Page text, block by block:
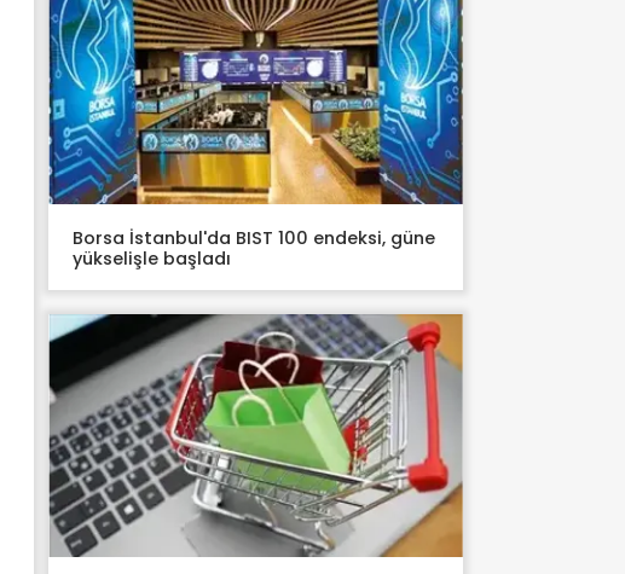
Borsa İstanbul'da BIST 100 endeksi, güne
yükselişle başladı